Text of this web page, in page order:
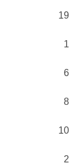
19
1
6
8
10
2